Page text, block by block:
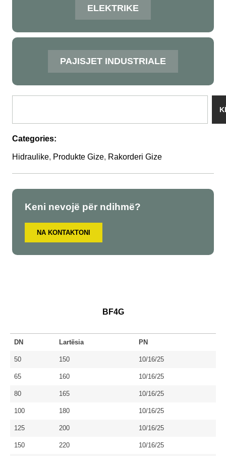
ELEKTRIKE
PAJISJET INDUSTRIALE
Categories:
Hidraulike, Produkte Gize, Rakorderi Gize
Keni nevojë për ndihmë?
NA KONTAKTONI
BF4G
DN Lartësia PN
50 150 10/16/25
65 160 10/16/25
80 165 10/16/25
100 180 10/16/25
125 200 10/16/25
150 220 10/16/25